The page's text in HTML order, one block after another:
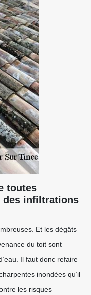
toutes
des infiltrations
Et les dégâts
du toit sont
Il faut donc refaire
inondées qu’il
les risques